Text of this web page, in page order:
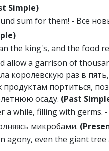
Simple)
sum for them! - Все
the king's, and the food
a garrison of
королевскую раз в
портиться,
осаду. (Past
while, filling with germs.
микробами.
agony, even the giant